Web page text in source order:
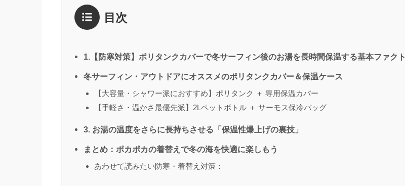
目次
1.【防寒対策】ポリタンクカバーで冬サーフィン後のお湯を長時間保温する基本ファクト
冬サーフィン・アウトドアにオススメのポリタンクカバー＆保温ケース
【大容量・シャワー派におすすめ】ポリタンク ＋ 専用保温カバー
【手軽さ・温かさ最優先派】2Lペットボトル ＋ サーモス保冷バッグ
3. お湯の温度をさらに長持ちさせる「保温性爆上げの裏技」
まとめ：ポカポカの着替えで冬の海を快適に楽しもう
あわせて読みたい防寒・着替え対策：